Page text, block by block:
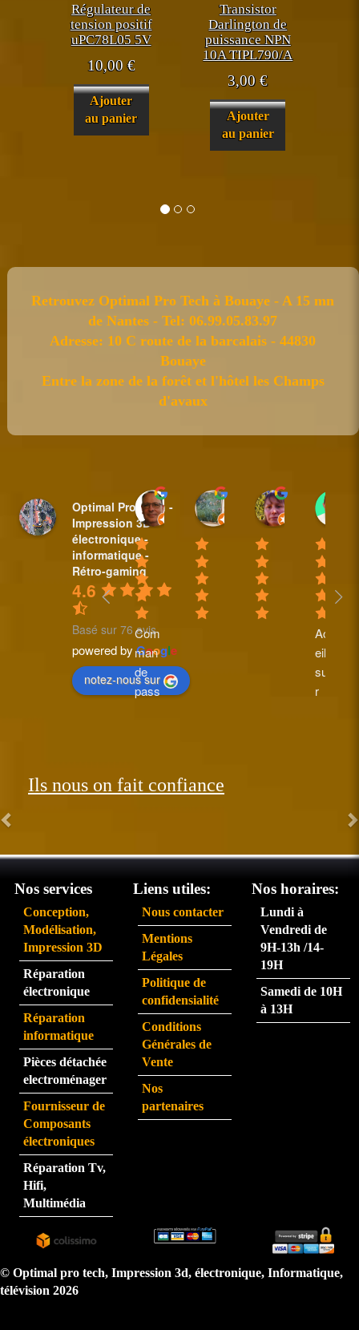
Régulateur de
tension positif
uPC78L05 5V
10,00€
Ajouter
au panier
Transistor
Darlington de
puissance NPN
10A TIPL790/A
3,00€
Ajouter
au panier
Retrouvez Optimal Pro Tech à Bouaye - A 15 mn
de Nantes - Tel: 06.99.05.83.97
Adresse: 10 C route de la barcalais - 44830
Bouaye
Entre la zone de la forêt et l'hôtel les Champs
d'avaux
Optimal Pro Tech -
Impression 3D -
électronique -
informatique -
Rétro-gaming
4.6
Basé sur 76 avis
powered byGoogle
notez-nous sur
Sylvain BAUDET
18:44 31 Mar 25
Com
man
de
pass
née
ait du
servi
partic
ulière
ment
rapid
e.
nicole plantive
16:14 20 Feb 25
Anne
10:35 08
Accu
eil
supe
r
ent
très
eme
nt.
pers
onne
sitez
pas.
Je
Ils nous on fait confiance
Nos services
Conception,
Modélisation,
Impression 3D
Réparation
électronique
Réparation
informatique
Pièces détachée
electroménager
Fournisseur de
Composants
électroniques
Réparation Tv,
Hifi,
Multimédia
Liens utiles:
Nous contacter
Mentions
Légales
Politique de
confidensialité
Conditions
Générales de
Vente
Nos
partenaires
Nos horaires:
Lundi à
Vendredi de
9H-13h /14-
19H
Samedi de 10H
à 13H
© Optimal pro tech, Impression 3d, électronique, Informatique,
télévision 2026